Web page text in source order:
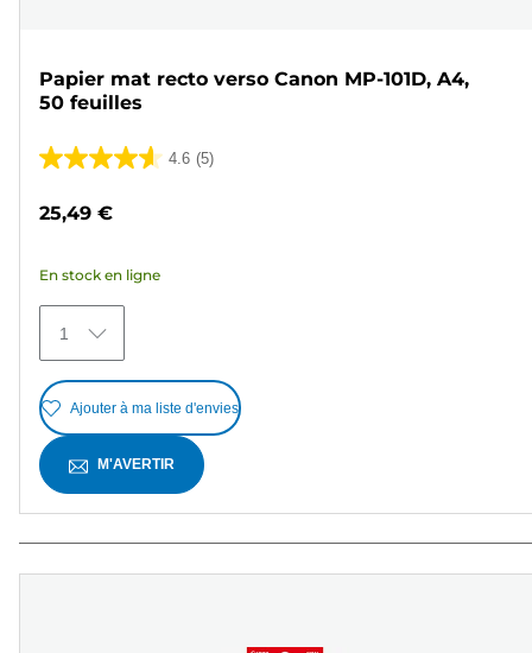
Papier mat recto verso Canon MP-101D, A4,
50 feuilles
4.6 (5)
4.6
5
avis
25,49 €
En stock en ligne
1
Ajouter à ma liste d'envies
M'AVERTIR